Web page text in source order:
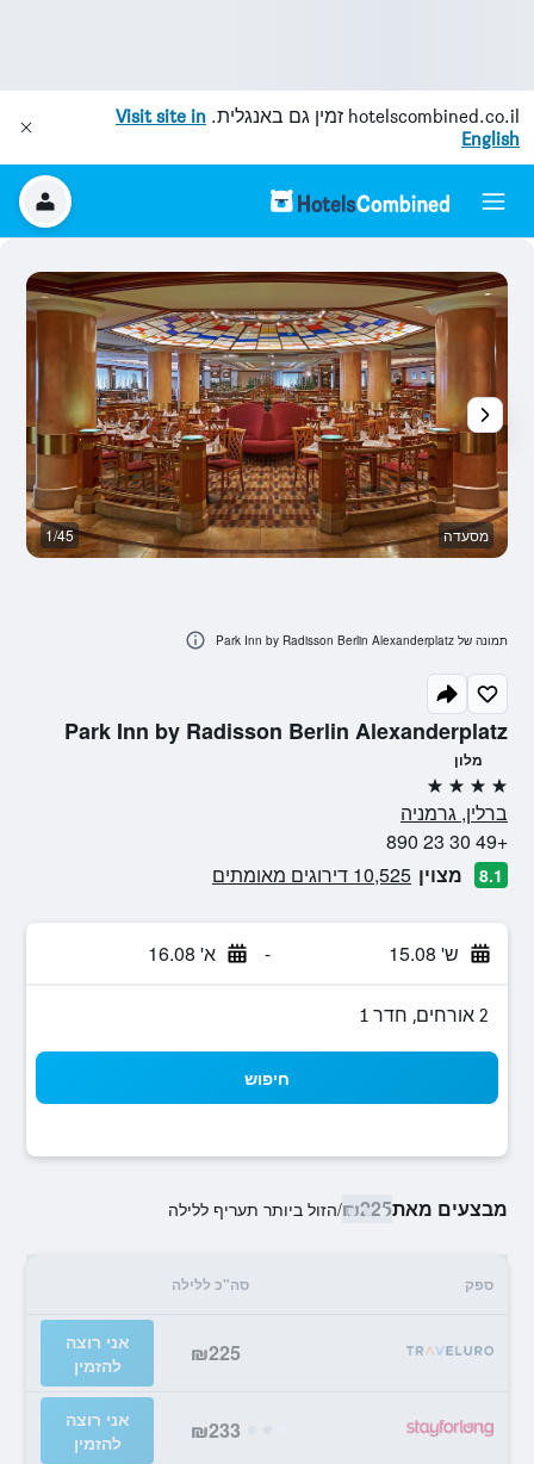
hotelscombined.co.il זמין גם באנגלית. Visit site in
English
Park Inn by Radisson Berlin Alexanderplatz
מלון
4 כוכבים
ברלין, גרמניה
+49 30 23 890
8.1 מצוין 10,525 דירוגים מאומתים
ש' 15.08 - א' 16.08
2 אורחים, חדר 1
חיפוש
מבצעים מאת₪225
/הזול ביותר תעריף ללילה
ספק סה"כ ללילה
₪225
אני רוצה
להזמין
₪233
אני רוצה
להזמין
מסעדה 1/45
תמונה של Park Inn by Radisson Berlin Alexanderplatz